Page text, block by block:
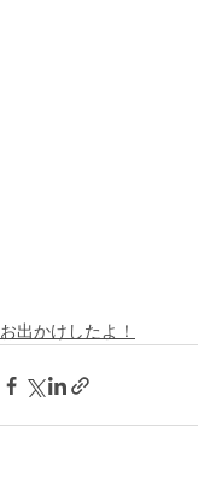
お出かけしたよ！